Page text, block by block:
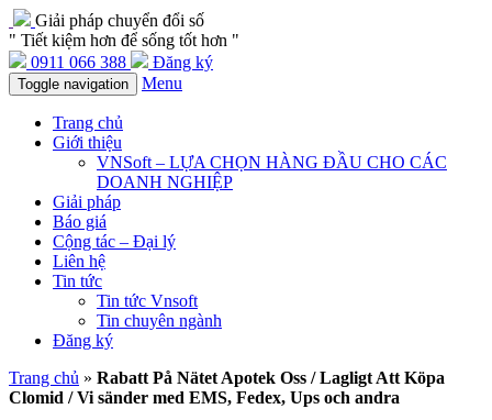
Giải pháp chuyển đổi số
" Tiết kiệm hơn để sống tốt hơn "
0911 066 388
Đăng ký
Toggle navigation Menu
Trang chủ
Giới thiệu
VNSoft – LỰA CHỌN HÀNG ĐẦU CHO CÁC
DOANH NGHIỆP
Giải pháp
Báo giá
Cộng tác – Đại lý
Liên hệ
Tin tức
Tin tức Vnsoft
Tin chuyên ngành
Đăng ký
Trang chủ » Rabatt På Nätet Apotek Oss / Lagligt Att Köpa
Clomid / Vi sänder med EMS, Fedex, Ups och andra